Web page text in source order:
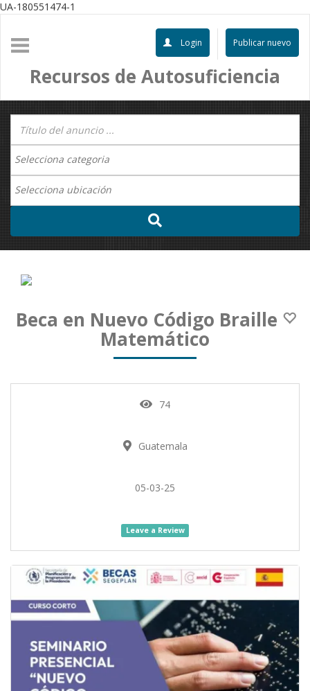
UA-180551474-1
Publicar nuevo
Login
Recursos de Autosuficiencia
Beca en Nuevo Código Braille
Matemático
74
Guatemala
05-03-25
Leave a Review